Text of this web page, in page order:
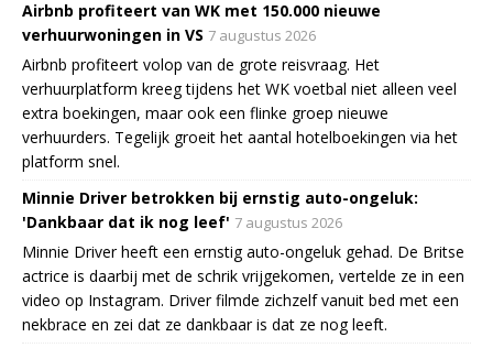
Airbnb profiteert van WK met 150.000 nieuwe
verhuurwoningen in VS 7 augustus 2026
Airbnb profiteert volop van de grote reisvraag. Het
verhuurplatform kreeg tijdens het WK voetbal niet alleen veel
extra boekingen, maar ook een flinke groep nieuwe
verhuurders. Tegelijk groeit het aantal hotelboekingen via het
platform snel.
Minnie Driver betrokken bij ernstig auto-ongeluk:
'Dankbaar dat ik nog leef' 7 augustus 2026
Minnie Driver heeft een ernstig auto-ongeluk gehad. De Britse
actrice is daarbij met de schrik vrijgekomen, vertelde ze in een
video op Instagram. Driver filmde zichzelf vanuit bed met een
nekbrace en zei dat ze dankbaar is dat ze nog leeft.